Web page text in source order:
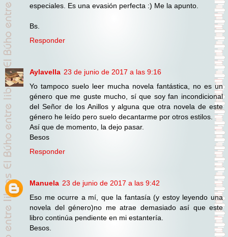
especiales. Es una evasión perfecta :) Me la apunto.
Bs.
Responder
Aylavella 23 de junio de 2017 a las 9:16
Yo tampoco suelo leer mucha novela fantástica, no es un
género que me guste mucho, sí que soy fan incondicional
del Señor de los Anillos y alguna que otra novela de este
género he leído pero suelo decantarme por otros estilos.
Así que de momento, la dejo pasar.
Besos
Responder
Manuela 23 de junio de 2017 a las 9:42
Eso me ocurre a mí, que la fantasía (y estoy leyendo una
novela del género)no me atrae demasiado así que este
libro continúa pendiente en mi estantería.
Besos.